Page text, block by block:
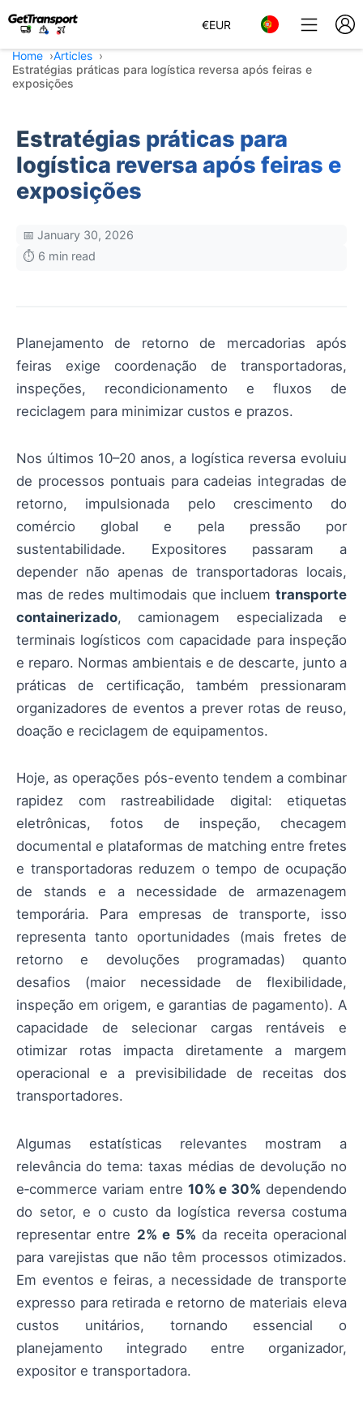
€EUR
Home
Articles
Estratégias práticas para logística reversa após feiras e
exposições
Estratégias práticas para
logística reversa após feiras e
exposições
📅 January 30, 2026
⏱️ 6 min read
Planejamento de retorno de mercadorias após
feiras exige coordenação de transportadoras,
inspeções, recondicionamento e fluxos de
reciclagem para minimizar custos e prazos.
Nos últimos 10–20 anos, a logística reversa evoluiu
de processos pontuais para cadeias integradas de
retorno, impulsionada pelo crescimento do
comércio global e pela pressão por
sustentabilidade. Expositores passaram a
depender não apenas de transportadoras locais,
mas de redes multimodais que incluem transporte
containerizado, camionagem especializada e
terminais logísticos com capacidade para inspeção
e reparo. Normas ambientais e de descarte, junto a
práticas de certificação, também pressionaram
organizadores de eventos a prever rotas de reuso,
doação e reciclagem de equipamentos.
Hoje, as operações pós-evento tendem a combinar
rapidez com rastreabilidade digital: etiquetas
eletrônicas, fotos de inspeção, checagem
documental e plataformas de matching entre fretes
e transportadoras reduzem o tempo de ocupação
de stands e a necessidade de armazenagem
temporária. Para empresas de transporte, isso
representa tanto oportunidades (mais fretes de
retorno e devoluções programadas) quanto
desafios (maior necessidade de flexibilidade,
inspeção em origem, e garantias de pagamento). A
capacidade de selecionar cargas rentáveis e
otimizar rotas impacta diretamente a margem
operacional e a previsibilidade de receitas dos
transportadores.
Algumas estatísticas relevantes mostram a
relevância do tema: taxas médias de devolução no
e‑commerce variam entre 10% e 30% dependendo
do setor, e o custo da logística reversa costuma
representar entre 2% e 5% da receita operacional
para varejistas que não têm processos otimizados.
Em eventos e feiras, a necessidade de transporte
expresso para retirada e retorno de materiais eleva
custos unitários, tornando essencial o
planejamento integrado entre organizador,
expositor e transportadora.